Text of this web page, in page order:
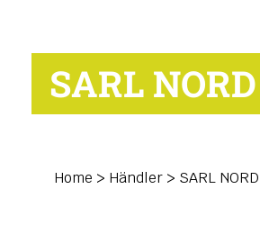
SARL
Home > Händler > SARL